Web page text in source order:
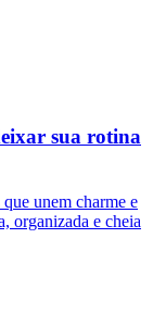
sua rotina
unem charme e
organizada e cheia